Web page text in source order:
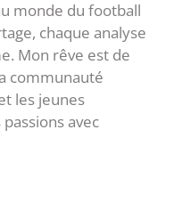
monde du football
chaque analyse
Mon rêve est de
communauté
les jeunes
avec